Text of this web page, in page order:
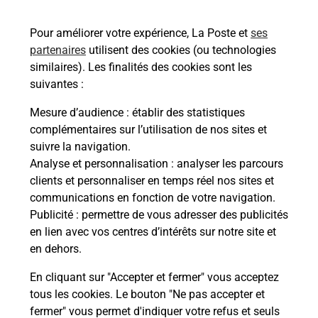
Pour améliorer votre expérience, La Poste et ses
partenaires utilisent des cookies (ou technologies
similaires). Les finalités des cookies sont les
suivantes :
Mesure d’audience : établir des statistiques
complémentaires sur l’utilisation de nos sites et
suivre la navigation.
Analyse et personnalisation : analyser les parcours
clients et personnaliser en temps réel nos sites et
communications en fonction de votre navigation.
Publicité : permettre de vous adresser des publicités
en lien avec vos centres d’intérêts sur notre site et
en dehors.
En cliquant sur "Accepter et fermer" vous acceptez
tous les cookies. Le bouton "Ne pas accepter et
fermer" vous permet d'indiquer votre refus et seuls
En savoir plus
Malin !
La Poste
en ligne
Ouvert 24h/24
En savoir plus